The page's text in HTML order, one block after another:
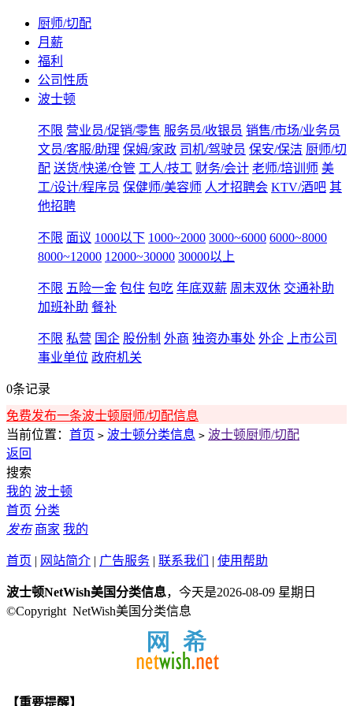
厨师/切配
月薪
福利
公司性质
波士顿
不限 营业员/促销/零售 服务员/收银员 销售/市场/业务员
文员/客服/助理 保姆/家政 司机/驾驶员 保安/保洁 厨师/切
配 送货/快递/仓管 工人/技工 财务/会计 老师/培训师 美
工/设计/程序员 保健师/美容师 人才招聘会 KTV/酒吧 其
他招聘
不限 面议 1000以下 1000~2000 3000~6000 6000~8000
8000~12000 12000~30000 30000以上
不限 五险一金 包住 包吃 年底双薪 周末双休 交通补助
加班补助 餐补
不限 私营 国企 股份制 外商 独资办事处 外企
上市公司
事业单位 政府机关
0条记录
免费发布一条波士顿厨师/切配信息
当前位置： 首页 > 波士顿分类信息 > 波士顿厨师/切配
返回
搜索
我的 波士顿
首页 分类
发布 商家 我的
首页 | 网站简介 | 广告服务 | 联系我们 | 使用帮助
波士顿NetWish美国分类信息，今天是2026-08-09 星期日
©Copyright NetWish美国分类信息
【重要提醒】